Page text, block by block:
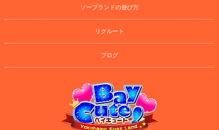
ソープランドの遊び方
リクルート
ブログ